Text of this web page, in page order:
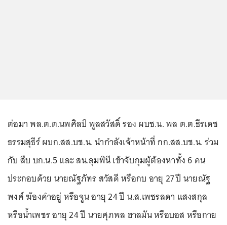
ต่อมา พล.ต.ต.นพศิลป์ พูลสวัสดิ์ รอง ผบช.น. พล ต.ต.ธีรเดช
ธรรมสุธีร์ ผบก.สส.บช.น. นำกำลังเจ้าหน้าที่ กก.สส.บช.น. ร่วม
กับ สืบ บก.น.5 และ สน.ลุมพินี เข้าจับกุมผู้ต้องหาทั้ง 6 คน
ประกอบด้วย นายณัฐภัทร สวัสดี หรือกบ อายุ 27 ปี นายณัฐ
พงศ์ ฆ้องคำอยู่ หรือจูน อายุ 24 ปี น.ส.เพชรลดา แสงสกุล
หรือน้ำเพชร อายุ 24 ปี นายศุภพล ฮาลมัน หรือบอส หรือกาย